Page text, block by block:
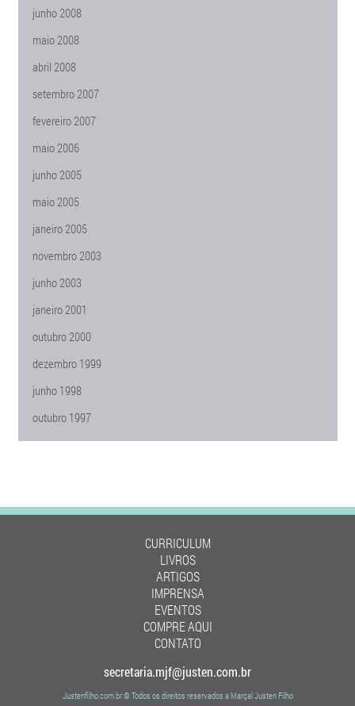
junho 2008
maio 2008
abril 2008
setembro 2007
fevereiro 2007
maio 2006
junho 2005
maio 2005
janeiro 2005
novembro 2003
junho 2003
janeiro 2001
outubro 2000
dezembro 1999
junho 1998
outubro 1997
CURRICULUM
LIVROS
ARTIGOS
IMPRENSA
EVENTOS
COMPRE AQUI
CONTATO
secretaria.mjf@justen.com.br
Justenfilho.com.br © Todos os direitos reservados a Marçal Justen Filho